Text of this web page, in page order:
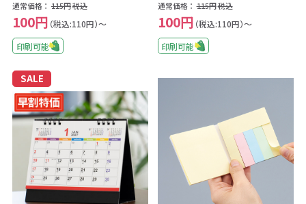
通常価格： 115円税込
100円 （税込:110円）～
印刷可能
通常価格： 115円税込
100円 （税込:110円）～
印刷可能
SALE